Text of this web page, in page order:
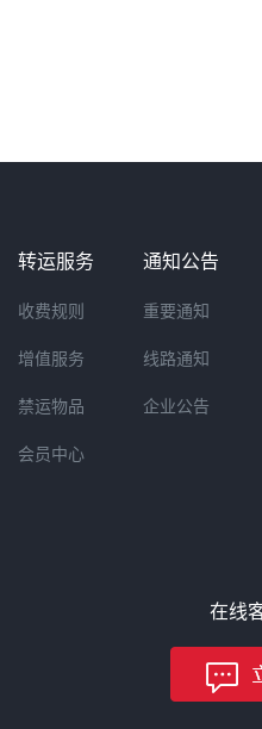
转运服务
收费规则
增值服务
禁运物品
会员中心
通知公告
重要通知
线路通知
企业公告
在线